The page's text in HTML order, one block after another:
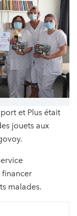
et Plus était
jouets aux
malades.